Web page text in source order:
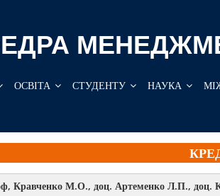
ОСВІТА СТУДЕНТУ НАУКА
Кравченко М.О., доц. Артеменко Л.П.,